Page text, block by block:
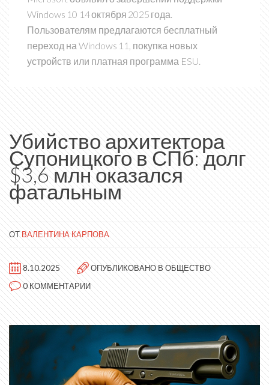
Windows 10 14 октября 2025 года.
Пользователям предлагаются бесплатный
переход на Windows 11, покупка новых
устройств или платная программа ESU.
Убийство архитектора
Супоницкого в СПб: долг
$3,6 млн оказался
фатальным
ОТВАЛЕНТИНА КАРПОВА
8.10.2025 ОПУБЛИКОВАНО ВОБЩЕСТВО
0 КОММЕНТАРИИ